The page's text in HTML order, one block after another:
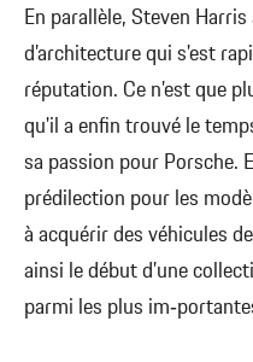
En parallèle, Steven
d’architecture qui s'est
réputation. Ce n’est que
qu'il a enfin trouvé le
sa passion pour Porsche.
prédilection pour les
à acquérir des véhicules
ainsi le début d’une
parmi les plus